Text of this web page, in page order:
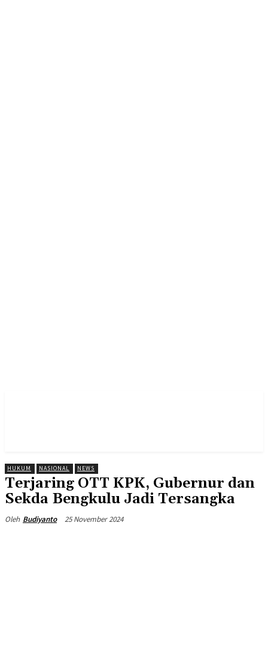
HUKUM NASIONAL NEWS
Terjaring OTT KPK, Gubernur dan
Sekda Bengkulu Jadi Tersangka
Oleh Budiyanto 25 November 2024